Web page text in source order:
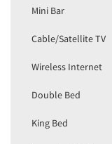
Mini Bar
Cable/Satellite TV
Wireless Internet
Double Bed
King Bed